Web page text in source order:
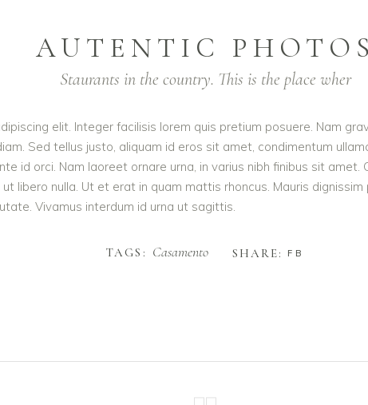
AUTENTIC PHOTOS
Staurants in the country. This is the place wher
elit. Integer facilisis lorem quis pretium posuere. Nam
Sed tellus justo, aliquam id eros sit amet, condimentum
id orci. Nam laoreet ornare urna, in varius nibh finibus sit
libero nulla. Ut et erat in quam mattis rhoncus. Mauris
Vivamus interdum id urna ut sagittis.
TAGS: Casamento SHARE: FB